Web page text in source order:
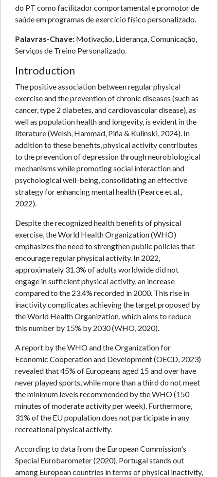
do PT como facilitador comportamental e promotor de
saúde em programas de exercício físico personalizado.
Palavras-Chave: Motivação, Liderança, Comunicação,
Serviços de Treino Personalizado.
Introduction
The positive association between regular physical
exercise and the prevention of chronic diseases (such as
cancer, type 2 diabetes, and cardiovascular disease), as
well as population health and longevity, is evident in the
literature (Welsh, Hammad, Piña & Kulinski, 2024). In
addition to these benefits, physical activity contributes
to the prevention of depression through neurobiological
mechanisms while promoting social interaction and
psychological well-being, consolidating an effective
strategy for enhancing mental health (Pearce et al.,
2022).
Despite the recognized health benefits of physical
exercise, the World Health Organization (WHO)
emphasizes the need to strengthen public policies that
encourage regular physical activity. In 2022,
approximately 31.3% of adults worldwide did not
engage in sufficient physical activity, an increase
compared to the 23.4% recorded in 2000. This rise in
inactivity complicates achieving the target proposed by
the World Health Organization, which aims to reduce
this number by 15% by 2030 (WHO, 2020).
A report by the WHO and the Organization for
Economic Cooperation and Development (OECD, 2023)
revealed that 45% of Europeans aged 15 and over have
never played sports, while more than a third do not meet
the minimum levels recommended by the WHO (150
minutes of moderate activity per week). Furthermore,
31% of the EU population does not participate in any
recreational physical activity.
According to data from the European Commission's
Special Eurobarometer (2020), Portugal stands out
among European countries in terms of physical inactivity,